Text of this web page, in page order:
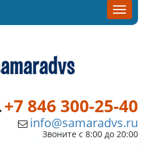
+7 846 300-25-40
info@samaradvs.ru
Звоните с 8:00 до 20:00